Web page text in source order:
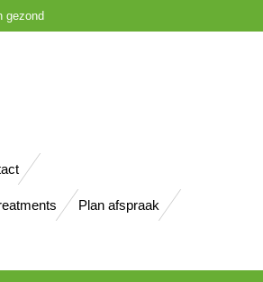
gezond
Plan afspraak